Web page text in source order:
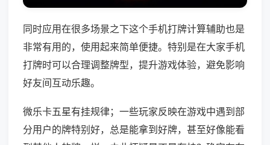
同时应用在很多场景之下这个手机打牌计算辅助也是
非常有用的，使用起来简单便捷。特别是在大家手机
打牌时可以合理调整牌型，提升游戏体验，避免影响
好友间互动乐趣。
微乐卡五星有挂规律；一些玩家反映在游戏中遇到部
分用户的牌特别好，总是能拿到好牌，甚至好像能看